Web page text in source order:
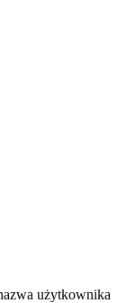
użytkownika